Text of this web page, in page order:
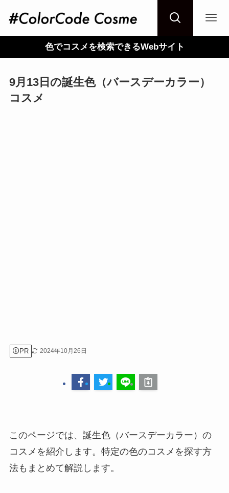
色でコスメを検索できるWebサイト
9月13日の誕生色（バースデーカラー）
コスメ
PR 2024年10月26日
このページでは、誕生色（バースデーカラー）の
コスメを紹介します。特定の色のコスメを探す方
法もまとめて解説します。